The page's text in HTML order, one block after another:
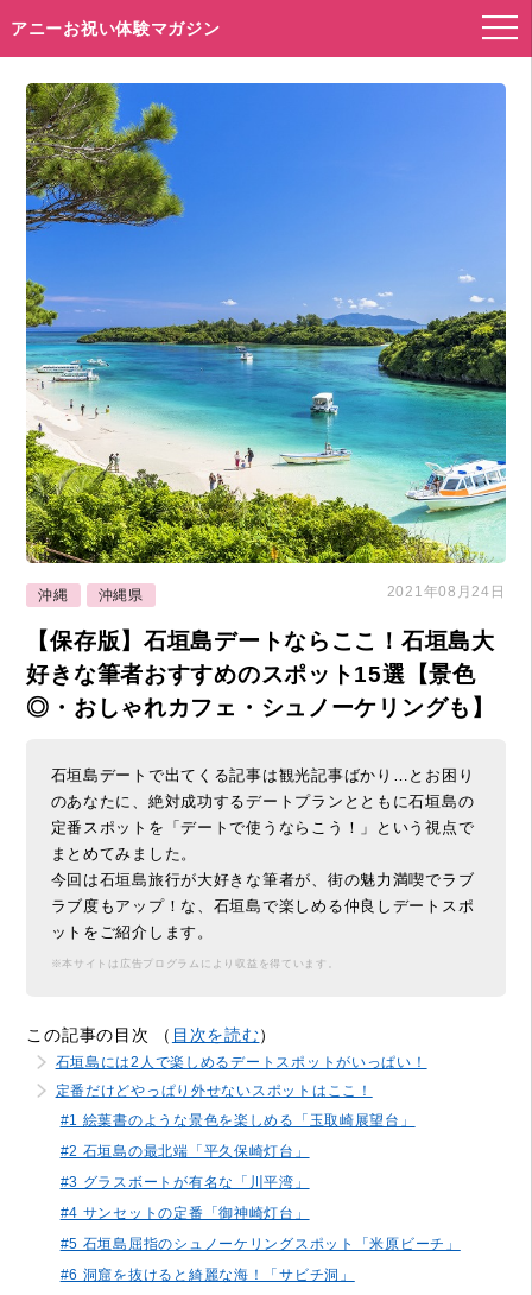
アニーお祝い体験マガジン
沖縄 沖縄県 2021年08月24日
【保存版】石垣島デートならここ！石垣島大
好きな筆者おすすめのスポット15選【景色
◎・おしゃれカフェ・シュノーケリングも】
石垣島デートで出てくる記事は観光記事ばかり…とお困り
のあなたに、絶対成功するデートプランとともに石垣島の
定番スポットを「デートで使うならこう！」という視点で
まとめてみました。
今回は石垣島旅行が大好きな筆者が、街の魅力満喫でラブ
ラブ度もアップ！な、石垣島で楽しめる仲良しデートスポ
ットをご紹介します。
※本サイトは広告プログラムにより収益を得ています。
この記事の目次 （ 目次を読む）
石垣島には2人で楽しめるデートスポットがいっぱい！
定番だけどやっぱり外せないスポットはここ！
#1 絵葉書のような景色を楽しめる「玉取崎展望台」
#2 石垣島の最北端「平久保崎灯台」
#3 グラスボートが有名な「川平湾」
#4 サンセットの定番「御神崎灯台」
#5 石垣島屈指のシュノーケリングスポット「米原ビーチ」
#6 洞窟を抜けると綺麗な海！「サビチ洞」